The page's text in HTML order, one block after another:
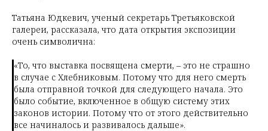
Татьяна Юдкевич, ученый секретарь Третьяковской
галереи, рассказала, что дата открытия экспозиции
очень символична:
«То, что выставка посвящена смерти, – это не страшно
в случае с Хлебниковым. Потому что для него смерть
была отправной точкой для следующего начала. Это
было событие, включенное в общую систему этих
законов истории. Потому что от этого действительно
все начиналось и развивалось дальше».